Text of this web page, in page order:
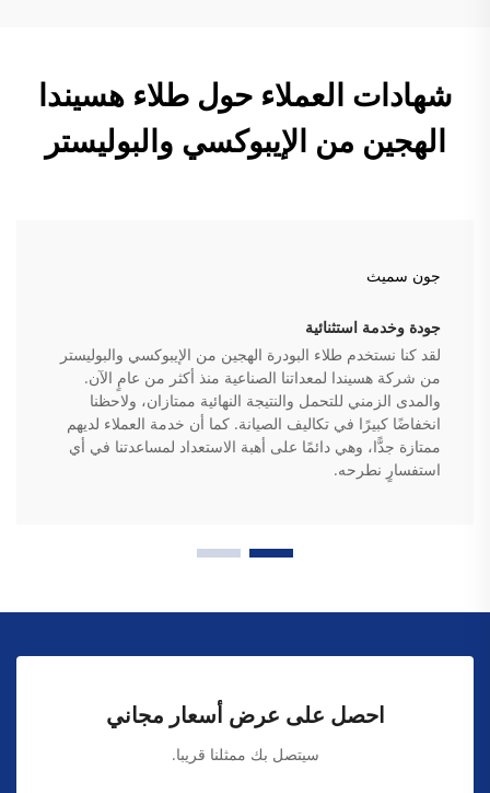
شهادات العملاء حول طلاء هسيندا
الهجين من الإيبوكسي والبوليستر
جون سميث
جودة وخدمة استثنائية
لقد كنا نستخدم طلاء البودرة الهجين من الإيبوكسي والبوليستر
من شركة هسيندا لمعداتنا الصناعية منذ أكثر من عامٍ الآن.
والمدى الزمني للتحمل والنتيجة النهائية ممتازان، ولاحظنا
انخفاضًا كبيرًا في تكاليف الصيانة. كما أن خدمة العملاء لديهم
ممتازة جدًّا، وهي دائمًا على أهبة الاستعداد لمساعدتنا في أي
استفسارٍ نطرحه.
احصل على عرض أسعار مجاني
سيتصل بك ممثلنا قريبا.